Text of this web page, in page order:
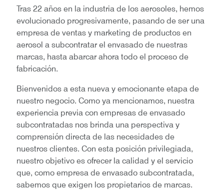
Tras 22 años en la industria de los aerosoles, hemos
evolucionado progresivamente, pasando de ser una
empresa de ventas y marketing de productos en
aerosol a subcontratar el envasado de nuestras
marcas, hasta abarcar ahora todo el proceso de
fabricación.
Bienvenidos a esta nueva y emocionante etapa de
nuestro negocio. Como ya mencionamos, nuestra
experiencia previa con empresas de envasado
subcontratadas nos brinda una perspectiva y
comprensión directa de las necesidades de
nuestros clientes. Con esta posición privilegiada,
nuestro objetivo es ofrecer la calidad y el servicio
que, como empresa de envasado subcontratada,
sabemos que exigen los propietarios de marcas.